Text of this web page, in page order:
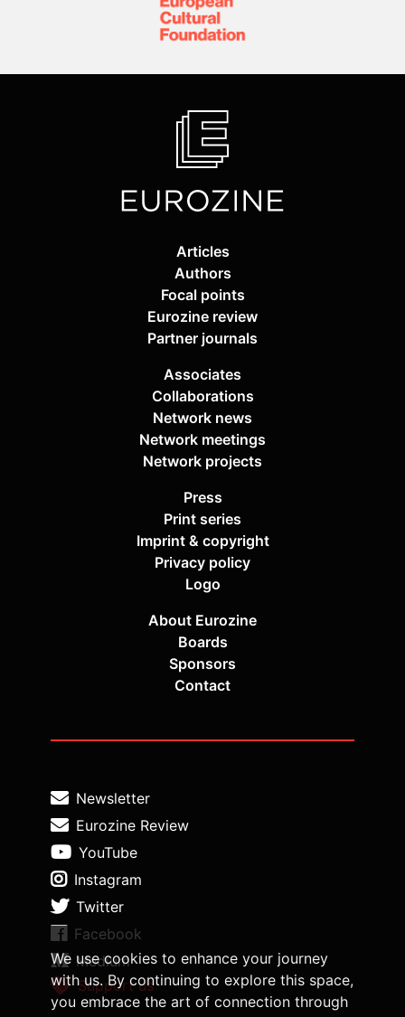
We use cookies to enhance your journey
with us. By continuing to explore this space,
you embrace the art of connection through
Articles
Authors
Focal points
Eurozine review
Partner journals
Associates
Collaborations
Network news
Network meetings
Network projects
Press
Print series
Imprint & copyright
Privacy policy
Logo
About Eurozine
Boards
Sponsors
Contact
Newsletter
Eurozine Review
YouTube
Instagram
Twitter
Facebook
Medium
Support us